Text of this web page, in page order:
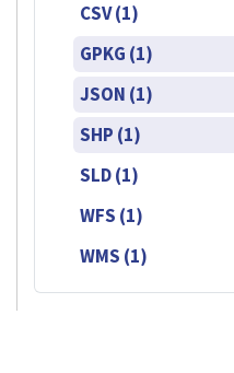
CSV (1)
GPKG (1)
JSON (1)
SHP (1)
SLD (1)
WFS (1)
WMS (1)